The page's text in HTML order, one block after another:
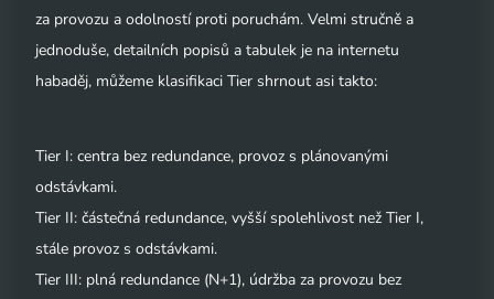
za provozu a odolností proti poruchám. Velmi stručně a
jednoduše, detailních popisů a tabulek je na internetu
habaděj, můžeme klasifikaci Tier shrnout asi takto:
Tier I: centra bez redundance, provoz s plánovanými
odstávkami.
Tier II: částečná redundance, vyšší spolehlivost než Tier I,
stále provoz s odstávkami.
Tier III: plná redundance (N+1), údržba za provozu bez